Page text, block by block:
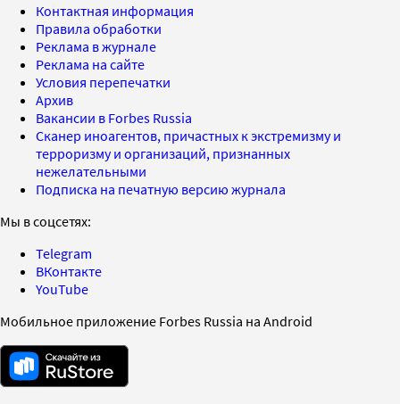
Контактная информация
Правила обработки
Реклама в журнале
Реклама на сайте
Условия перепечатки
Архив
Вакансии в Forbes Russia
Сканер иноагентов, причастных к экстремизму и
терроризму и организаций, признанных
нежелательными
Подписка на печатную версию журнала
Мы в соцсетях:
Telegram
ВКонтакте
YouTube
Мобильное приложение Forbes Russia на Android